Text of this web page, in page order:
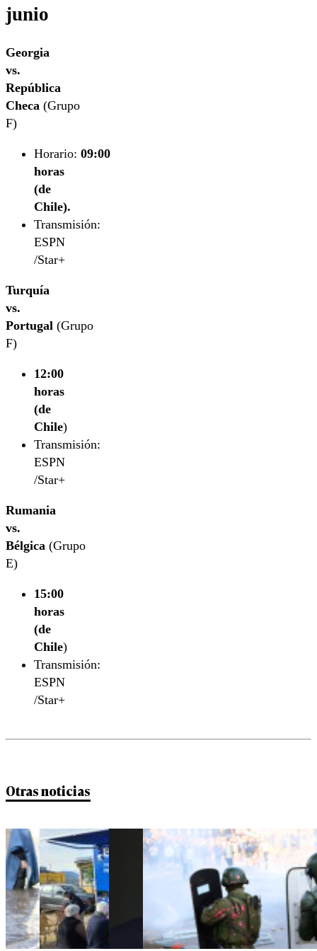
junio
Georgia
vs.
República
Checa (Grupo
F)
Horario: 09:00
horas
(de
Chile).
Transmisión:
ESPN
/Star+
Turquía
vs.
Portugal (Grupo
F)
12:00
horas
(de
Chile)
Transmisión:
ESPN
/Star+
Rumania
vs.
Bélgica (Grupo
E)
15:00
horas
(de
Chile)
Transmisión:
ESPN
/Star+
Otras noticias